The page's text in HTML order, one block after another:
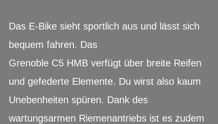
Das E-Bike sieht sportlich aus und lässt sich
bequem fahren. Das
Grenoble C5 HMB verfügt über breite Reifen
und gefederte Elemente. Du wirst also kaum
Unebenheiten spüren. Dank des
wartungsarmen Riemenantriebs ist es zudem